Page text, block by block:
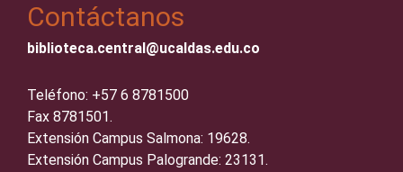
Contáctanos
biblioteca.central@ucaldas.edu.co
Teléfono: +57 6 8781500
Fax 8781501.
Extensión Campus Salmona: 19628.
Extensión Campus Palogrande: 23131.